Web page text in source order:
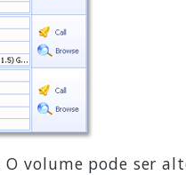
volume pode ser